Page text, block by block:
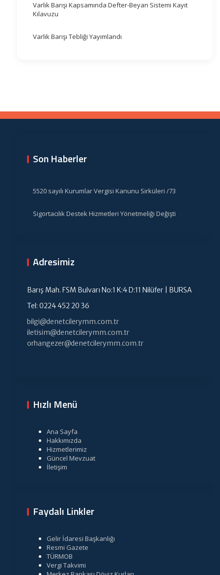
Varlık Barışı Kapsamında Defter-Beyan Sistemi Kayıt
Kılavuzu
Varlık Barışı Tebliği Yayımlandı
Son Haberler
5520 sayılı Kurumlar Vergisi Kanunu Sirküleri /73
Sigortacılık Destek Hizmetleri Yönetmeliği Değişti
Adresimiz
Barış Mah. FSM Bulvarı No:1 K:4 D:11 Nilüfer | BURSA
Tel: 0224 452 20 36
bilgi@denetcilerymm.com.tr
iletisim@denetcilerymm.com.tr
orhangezer@denetcilerymm.com.tr
Hızlı Menü
Ana Sayfa
Hakkımızda
Hizmetlerimiz
Güncel Mevzuat
İletişim
Faydalı Linkler
Gelir İdaresi Başkanlığı
Resmi Gazete
TÜRMOB
Vergi Takvimi